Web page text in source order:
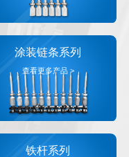
涂装链条系列
查看更多产品 >
铁杆系列